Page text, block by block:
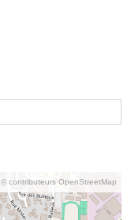
© contributeurs OpenStreetMap